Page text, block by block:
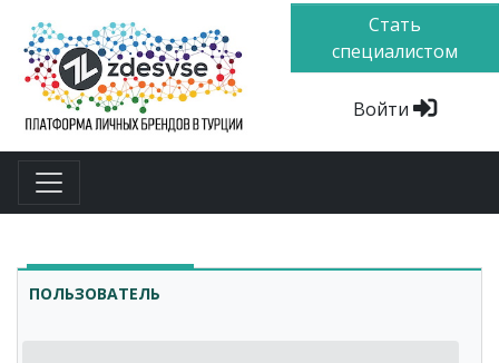
Стать
специалистом
Войти
ПОЛЬЗОВАТЕЛЬ